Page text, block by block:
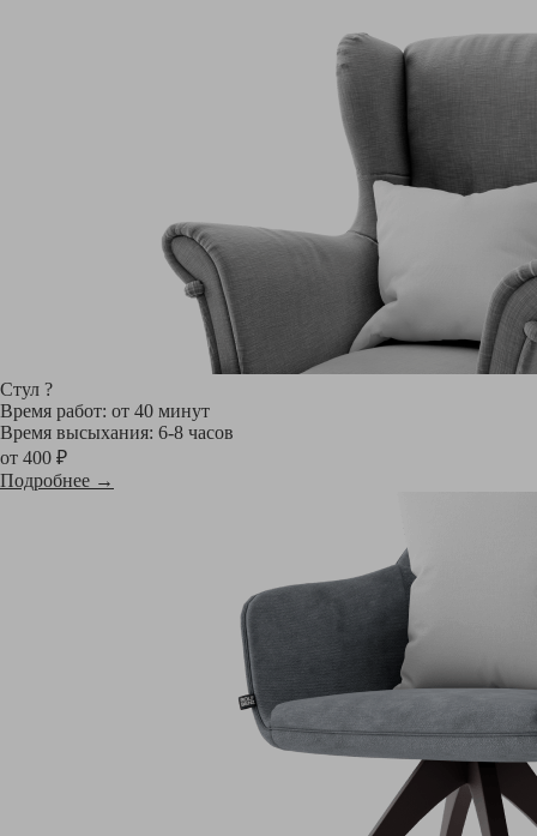
Стул ?
Время работ: от 40 минут
Время высыхания: 6-8 часов
от 400 ₽
Подробнее →